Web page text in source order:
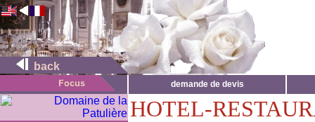
back
demande de devis
HOTEL-